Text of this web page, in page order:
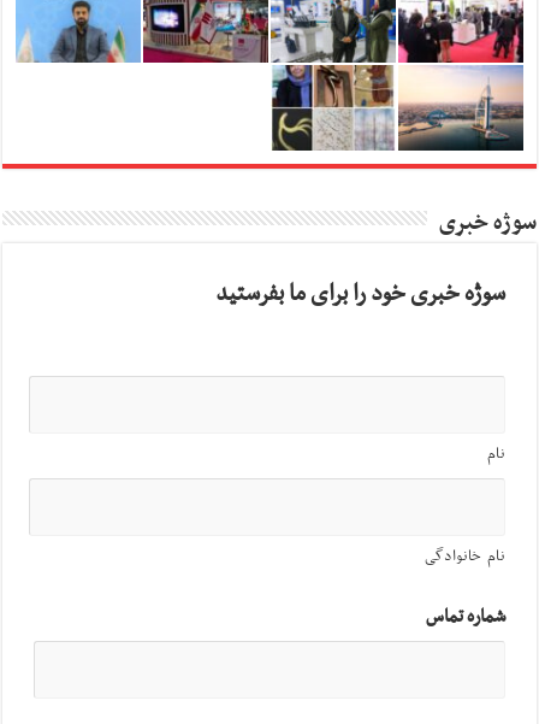
سوژه خبری
سوژه خبری خود را برای ما بفرستید
نام
نام خانوادگی
شماره تماس